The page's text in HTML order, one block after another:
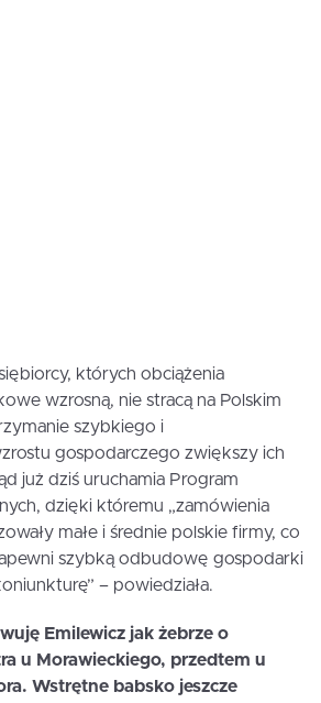
których obciążenia
wzrosną, nie stracą na Polskim
szybkiego i
gospodarczego zwiększy ich
już dziś uruchamia Program
dzięki któremu „zamówienia
małe i średnie polskie firmy, co
szybką odbudowę gospodarki
– powiedziała.
Emilewicz jak żebrze o
u Morawieckiego, przedtem u
Wstrętne babsko jeszcze